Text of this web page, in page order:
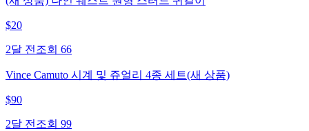
$20
2달 전 조회 66
Vince Camuto 시계 및 쥬얼리 4종 세트(새 상품)
$90
2달 전 조회 99